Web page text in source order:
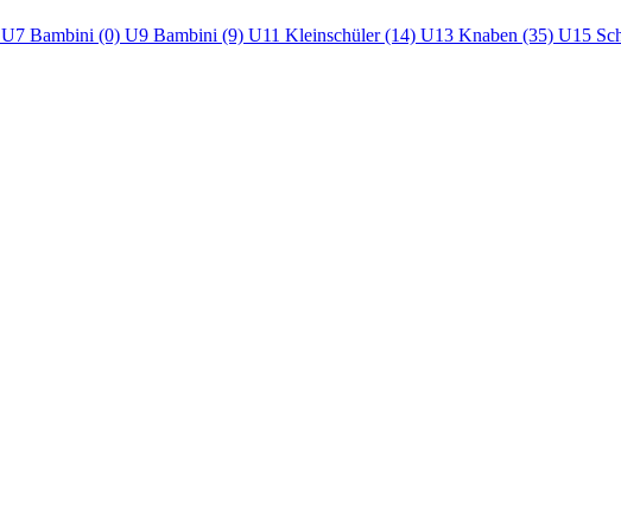
U7 Bambini (0) U9 Bambini (9) U11 Kleinschüler (14) U13 Knaben (35) U15